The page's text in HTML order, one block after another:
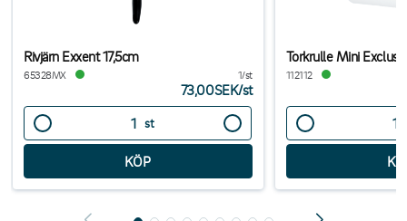
Rivjärn Exxent 17,5cm
65328MX 1/st
73,00SEK/st
st
Torkrulle Mini
112112